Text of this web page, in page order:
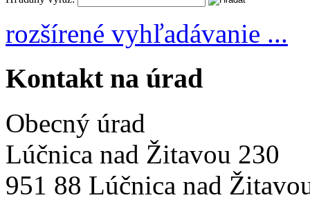
rozšírené vyhľadávanie ...
Kontakt na úrad
Obecný úrad
Lúčnica nad Žitavou 230
951 88 Lúčnica nad